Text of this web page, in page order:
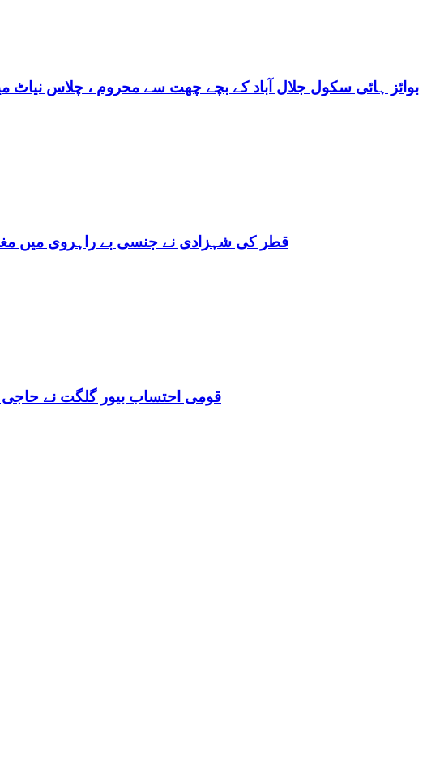
بوائز ہائی سکول جلال آباد کے بچے چھت سے محروم ، چلاس نیاٹ
قطر کی شہزادی نے جنسی بے راہروی میں مغرب کو بھی شرما کر رکھ
قومی احتساب بیور گلگت نے